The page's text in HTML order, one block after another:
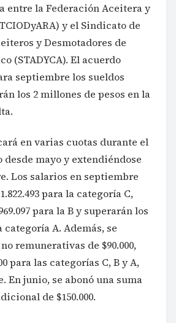
entre la Federación Aceitera y
y el Sindicato de
y Desmotadores de
(STADYCA). El acuerdo
septiembre los sueldos
los 2 millones de pesos en la
en varias cuotas durante el
desde mayo y extendiéndose
Los salarios en septiembre
para la categoría C,
para la B y superarán los
categoría A. Además, se
remunerativas de $90.000,
para las categorías C, B y A,
En junio, se abonó una suma
de $150.000.